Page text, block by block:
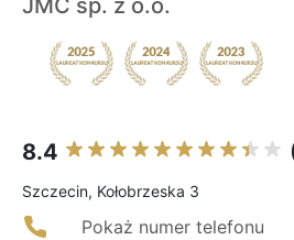
JMC sp. z o.o.
8.4
Szczecin, Kołobrzeska 3
Pokaż numer telefonu